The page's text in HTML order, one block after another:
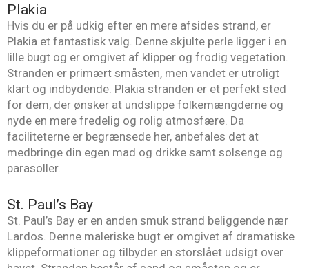
Plakia
Hvis du er på udkig efter en mere afsides strand, er
Plakia et fantastisk valg. Denne skjulte perle ligger i en
lille bugt og er omgivet af klipper og frodig vegetation.
Stranden er primært småsten, men vandet er utroligt
klart og indbydende. Plakia stranden er et perfekt sted
for dem, der ønsker at undslippe folkemængderne og
nyde en mere fredelig og rolig atmosfære. Da
faciliteterne er begrænsede her, anbefales det at
medbringe din egen mad og drikke samt solsenge og
parasoller.
St. Paul’s Bay
St. Paul’s Bay er en anden smuk strand beliggende nær
Lardos. Denne maleriske bugt er omgivet af dramatiske
klippeformationer og tilbyder en storslået udsigt over